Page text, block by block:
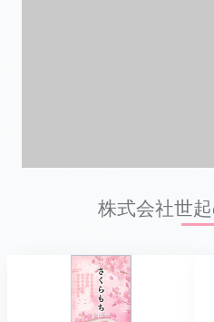
株式会社世